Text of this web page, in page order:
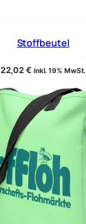
Stoffbeutel
22,02€ inkl. 19% MwSt.